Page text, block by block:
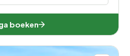
boeken